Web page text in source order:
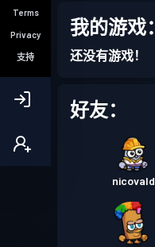
Terms
Privacy
支持
我的游戏：
还没有游戏！
好友：
nicovald